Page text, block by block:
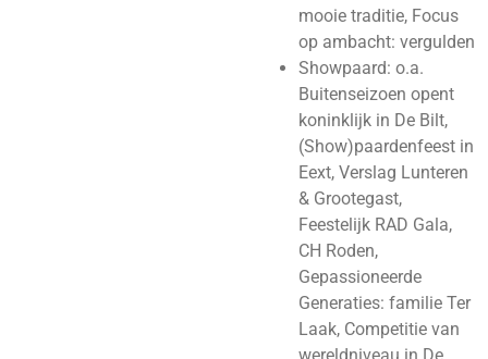
mooie traditie, Focus
op ambacht: vergulden
Showpaard: o.a.
Buitenseizoen opent
koninklijk in De Bilt,
(Show)paardenfeest in
Eext, Verslag Lunteren
& Grootegast,
Feestelijk RAD Gala,
CH Roden,
Gepassioneerde
Generaties: familie Ter
Laak, Competitie van
wereldniveau in De